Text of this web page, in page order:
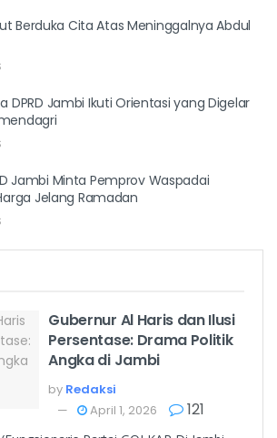
Berduka Cita Atas Meninggalnya Abdul
DPRD Jambi Ikuti Orientasi yang Digelar
Jambi Minta Pemprov Waspadai
Jelang Ramadan
Gubernur Al Haris dan Ilusi
Persentase: Drama Politik
Angka di Jambi
by Redaksi
April 1, 2026
121